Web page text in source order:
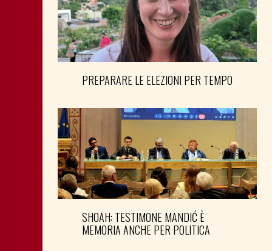
PREPARARE LE ELEZIONI PER TEMPO
SHOAH: TESTIMONE MANDIĆ È
MEMORIA ANCHE PER POLITICA